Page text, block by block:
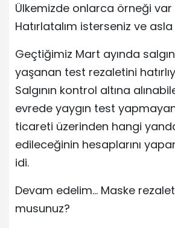
Ülkemizde onlarca örneği var
Hatırlatalım isterseniz ve
Geçtiğimiz Mart ayında
yaşanan test rezaletini
Salgının kontrol altına
evrede yaygın test
ticareti üzerinden hangi
edileceğinin hesaplarını
idi.
Devam edelim… Maske
musunuz?